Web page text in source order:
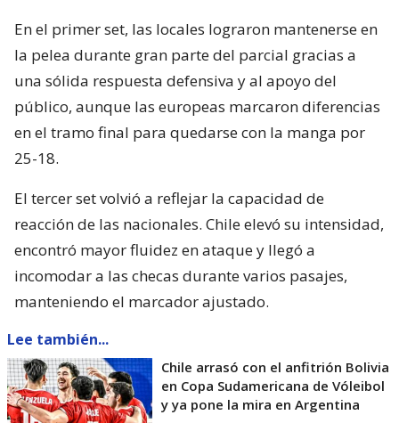
En el primer set, las locales lograron mantenerse en
la pelea durante gran parte del parcial gracias a
una sólida respuesta defensiva y al apoyo del
público, aunque las europeas marcaron diferencias
en el tramo final para quedarse con la manga por
25-18.
El tercer set volvió a reflejar la capacidad de
reacción de las nacionales. Chile elevó su intensidad,
encontró mayor fluidez en ataque y llegó a
incomodar a las checas durante varios pasajes,
manteniendo el marcador ajustado.
Lee también...
Chile arrasó con el anfitrión Bolivia
en Copa Sudamericana de Vóleibol
y ya pone la mira en Argentina